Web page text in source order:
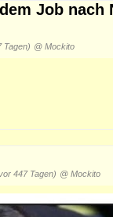
Job nach
Tagen) @ Mockito
447 Tagen) @ Mockito